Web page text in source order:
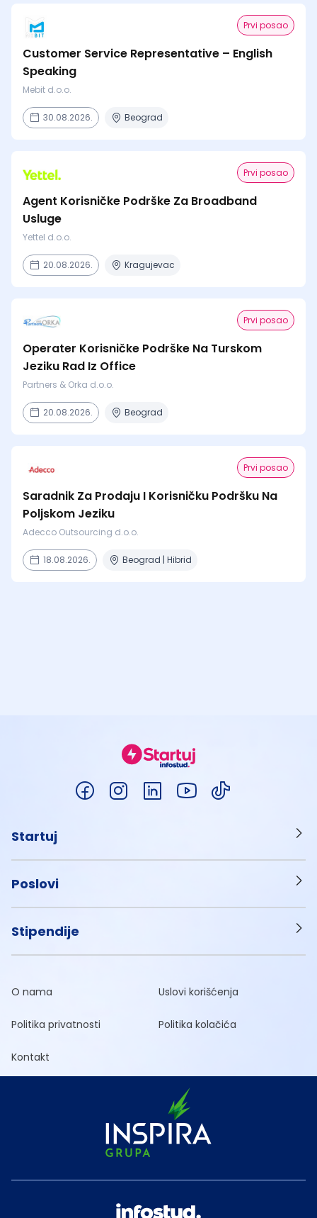
Prvi posao
Customer Service Representative – English
Speaking
Mebit d.o.o.
30.08.2026. Beograd
Prvi posao
Agent Korisničke Podrške Za Broadband
Usluge
Yettel d.o.o.
20.08.2026. Kragujevac
Prvi posao
Operater Korisničke Podrške Na Turskom
Jeziku Rad Iz Office
Partners & Orka d.o.o.
20.08.2026. Beograd
Prvi posao
Saradnik Za Prodaju I Korisničku Podršku Na
Poljskom Jeziku
Adecco Outsourcing d.o.o.
18.08.2026. Beograd | Hibrid
Startuj
Poslovi
Stipendije
O nama Uslovi korišćenja
Politika privatnosti Politika kolačića
Kontakt